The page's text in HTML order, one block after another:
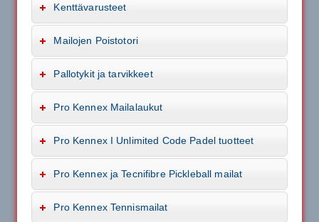
Kenttävarusteet
Mailojen Poistotori
Pallotykit ja tarvikkeet
Pro Kennex Mailalaukut
Pro Kennex I Unlimited Code Padel tuotteet
Pro Kennex ja Tecnifibre Pickleball mailat
Pro Kennex Tennismailat